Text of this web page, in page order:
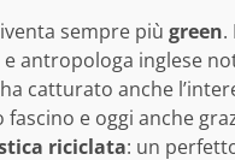
sempre più green.
e antropologa inglese
catturato anche
fascino e oggi anche
riciclata: un